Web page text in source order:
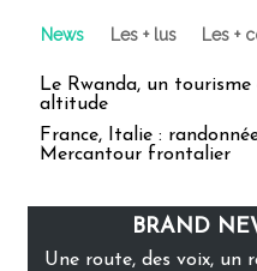
News Les + lus Les +
Le Rwanda, un
altitude
France, Italie :
Mercantour frontalier
BRAND
Une route, des voix, un